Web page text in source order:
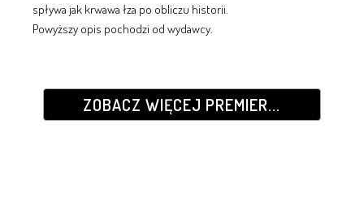
spływa jak krwawa łza po obliczu historii.
Powyższy opis pochodzi od wydawcy.
ZOBACZ WIĘCEJ PREMIER...